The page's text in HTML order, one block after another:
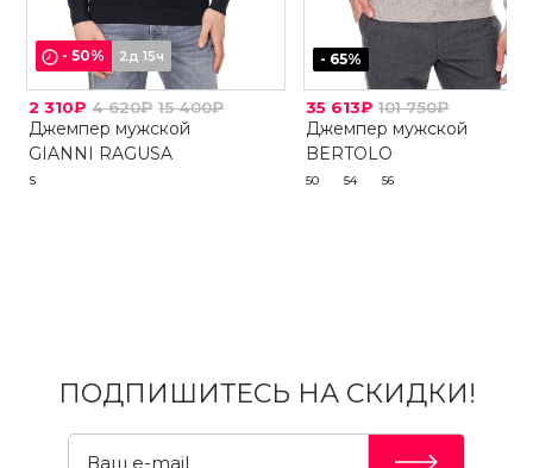
-50% 2д 15ч
2 310₽ 4 620₽ 15 400₽
Джемпер мужской
GIANNI RAGUSA
S
- 65%
35 613₽ 101 750₽
Джемпер мужской
BERTOLO
50 54 56
ПОДПИШИТЕСЬ НА СКИДКИ!